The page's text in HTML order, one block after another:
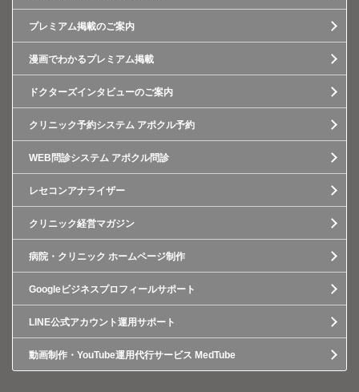
プレミアム掲載のご案内
漫画でわかるプレミアム掲載
ドクターズインタビューのご案内
クリニック予約システム アポクル予約
WEB問診システム アポクル問診
レセコンアナライザー
クリニック経営マガジン
病院・クリニック ホームページ制作
Googleビジネスプロフィールサポート
LINE公式アカウント運用サポート
動画制作・YouTube運用代行サービス MedTube